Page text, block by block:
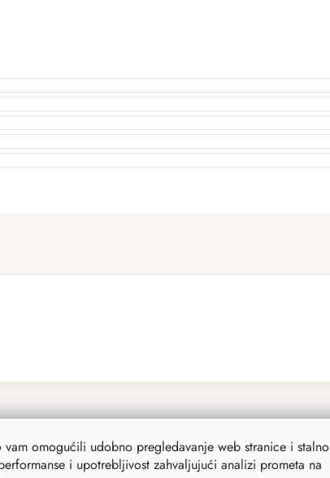
omogućili udobno pregledavanje web stranice i stalno
i upotrebljivost zahvaljujući analizi prometa na